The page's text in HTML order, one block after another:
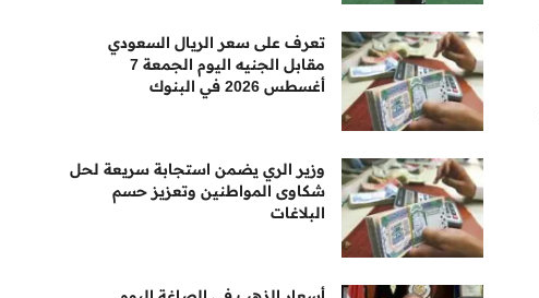
تعرف على سعر الريال السعودي
مقابل الجنيه اليوم الجمعة 7
أغسطس 2026 في البنوك
وزير الري يضمن استجابة سريعة لحل
شكاوى المواطنين وتعزيز حسم
البلاغات